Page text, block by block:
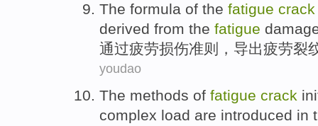
The formula of the fatigue crack
derived from the fatigue
通过疲劳损伤准则， 导出疲劳裂
youdao
The methods of fatigue crack
complex load are introduced in